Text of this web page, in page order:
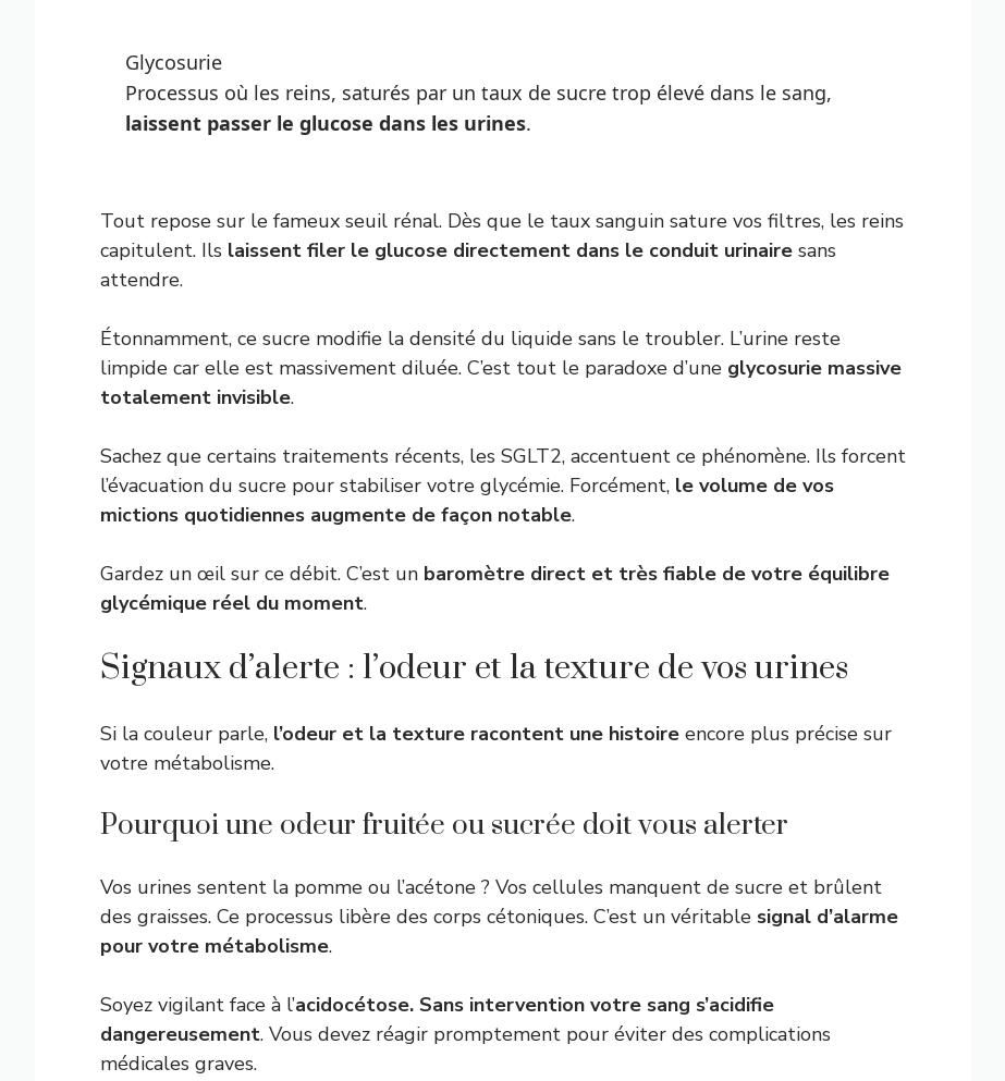
Glycosurie
Processus où les reins, saturés par un taux de sucre trop élevé dans le sang,
laissent passer le glucose dans les urines.
Tout repose sur le fameux seuil rénal. Dès que le taux sanguin sature vos filtres, les reins
capitulent. Ils laissent filer le glucose directement dans le conduit urinaire sans
attendre.
Étonnamment, ce sucre modifie la densité du liquide sans le troubler. L’urine reste
limpide car elle est massivement diluée. C’est tout le paradoxe d’une glycosurie massive
totalement invisible.
Sachez que certains traitements récents, les SGLT2, accentuent ce phénomène. Ils forcent
l’évacuation du sucre pour stabiliser votre glycémie. Forcément, le volume de vos
mictions quotidiennes augmente de façon notable.
Gardez un œil sur ce débit. C’est un baromètre direct et très fiable de votre équilibre
glycémique réel du moment.
Signaux d’alerte : l’odeur et la texture de vos urines
Si la couleur parle, l’odeur et la texture racontent une histoire encore plus précise sur
votre métabolisme.
Pourquoi une odeur fruitée ou sucrée doit vous alerter
Vos urines sentent la pomme ou l’acétone ? Vos cellules manquent de sucre et brûlent
des graisses. Ce processus libère des corps cétoniques. C’est un véritable signal d’alarme
pour votre métabolisme.
Soyez vigilant face à l’acidocétose. Sans intervention votre sang s’acidifie
dangereusement. Vous devez réagir promptement pour éviter des complications
médicales graves.